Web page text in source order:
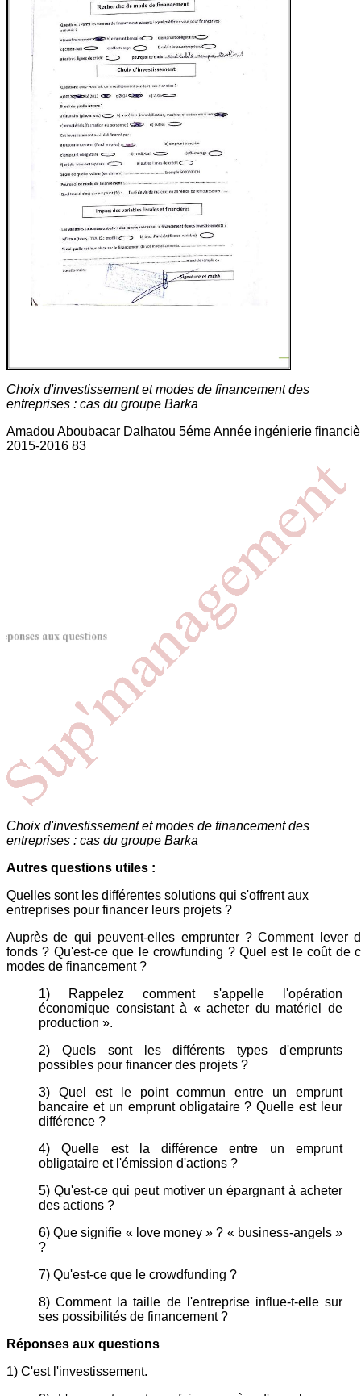
Choix d'investissement et modes de financement des
entreprises : cas du groupe Barka
Amadou Aboubacar Dalhatou 5éme Année ingénierie
2015-2016 83
Choix d'investissement et modes de financement des
entreprises : cas du groupe Barka
Autres questions utiles :
Quelles sont les différentes solutions qui s'offrent aux
entreprises pour financer leurs projets ?
Auprès de qui peuvent-elles emprunter ? Comment lever
fonds ? Qu'est-ce que le crowfunding ? Quel est le coût de
modes de financement ?
1) Rappelez comment s'appelle l'opération
économique consistant à « acheter du matériel de
production ».
2) Quels sont les différents types d'emprunts
possibles pour financer des projets ?
3) Quel est le point commun entre un emprunt
bancaire et un emprunt obligataire ? Quelle est leur
différence ?
4) Quelle est la différence entre un emprunt
obligataire et l'émission d'actions ?
5) Qu'est-ce qui peut motiver un épargnant à acheter
des actions ?
6) Que signifie « love money » ? « business-angels »
?
7) Qu'est-ce que le crowdfunding ?
8) Comment la taille de l'entreprise influe-t-elle sur
ses possibilités de financement ?
Réponses aux questions
1) C'est l'investissement.